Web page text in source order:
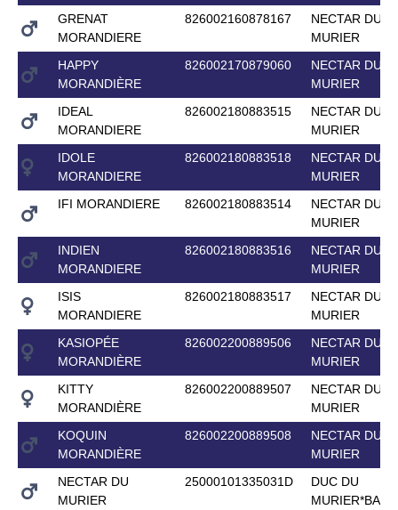
GRENAT
MORANDIERE
826002160878167
NECTAR DU
MURIER
HAPPY
MORANDIÈRE
826002170879060
NECTAR DU
MURIER
IDEAL
MORANDIERE
826002180883515
NECTAR DU
MURIER
IDOLE
MORANDIERE
826002180883518
NECTAR DU
MURIER
IFI MORANDIERE
826002180883514
NECTAR DU
MURIER
INDIEN
MORANDIERE
826002180883516
NECTAR DU
MURIER
ISIS
MORANDIERE
826002180883517
NECTAR DU
MURIER
KASIOPÉE
MORANDIÈRE
826002200889506
NECTAR DU
MURIER
KITTY
MORANDIÈRE
826002200889507
NECTAR DU
MURIER
KOQUIN
MORANDIÈRE
826002200889508
NECTAR DU
MURIER
NECTAR DU
MURIER
25000101335031D
DUC DU